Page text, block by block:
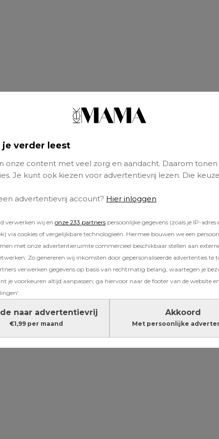
je verder leest
onze content met veel zorg en aandacht. Daarom tonen
Je kunt ook kiezen voor advertentievrij lezen. Die
advertentievrij account? Hier inloggen
verwerken wij en onze 233 partners persoonlijke gegevens (zoals je IP-adres
via cookies of vergelijkbare technologieën. Hiermee bouwen we een
met onze advertentieruimte commercieel beschikbaar stellen aan
Zo genereren wij inkomsten door gepersonaliseerde advertenties te
verwerken gegevens op basis van rechtmatig belang, waartegen je
je voorkeuren altijd aanpassen; ga hiervoor naar de footer van de website
naar advertentievrij
€1,99 per maand
Akkoord
Met persoonlijke
is simpeler dan je denkt.
we er nooit zo’n ding van als Mack z’n
Hij kon als geen ander aangeven
en de strijd aangaan werkte immers altijd
dat én de sfeer in huis én onze eigen
Lees verder onder de advertentie